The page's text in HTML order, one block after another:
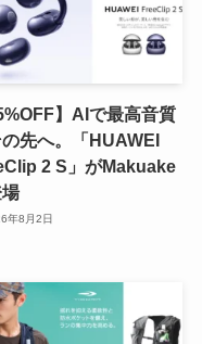
】AIで最高音質
先へ。「HUAWEI
2 S」がMakuake
年8月2日